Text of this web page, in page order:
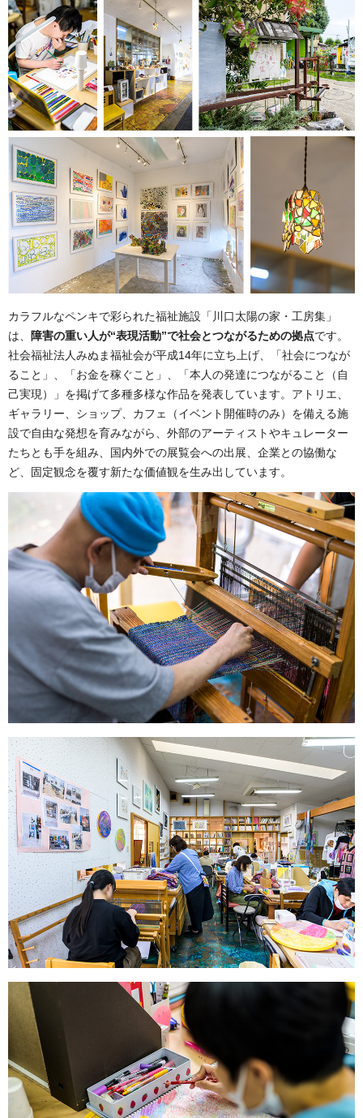
カラフルなペンキで彩られた福祉施設「川口太陽の家・工房集」
は、
障害の重い人が“表現活動”で社会とつながるための拠点です。
社会福祉法人みぬま福祉会が平成14年に立ち上げ、「社会につなが
ること」、「お金を稼ぐこと」、「本人の発達につながること（自
己実現）」を掲げて多種多様な作品を発表しています。アトリエ、
ギャラリー、ショップ、カフェ（イベント開催時のみ）を備える施
設で自由な発想を育みながら、外部のアーティストやキュレーター
たちとも手を組み、国内外での展覧会への出展、企業との協働な
ど、固定観念を覆す新たな価値観を生み出しています。